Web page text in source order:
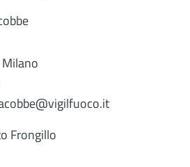
Frongillo